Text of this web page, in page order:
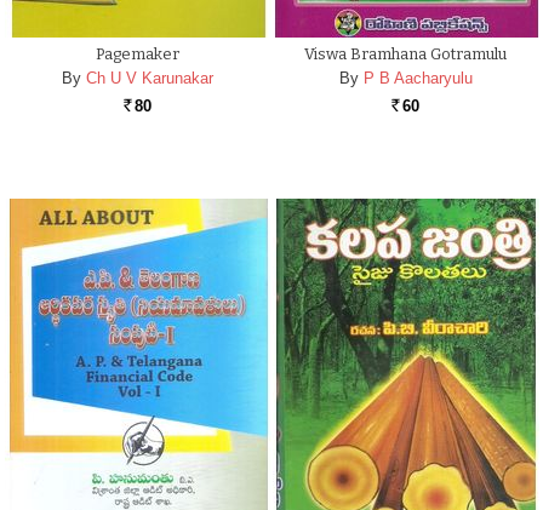
Pagemaker
By Ch U V Karunakar
Rs. 80
Viswa Bramhana Gotramulu
By P B Aacharyulu
Rs. 60